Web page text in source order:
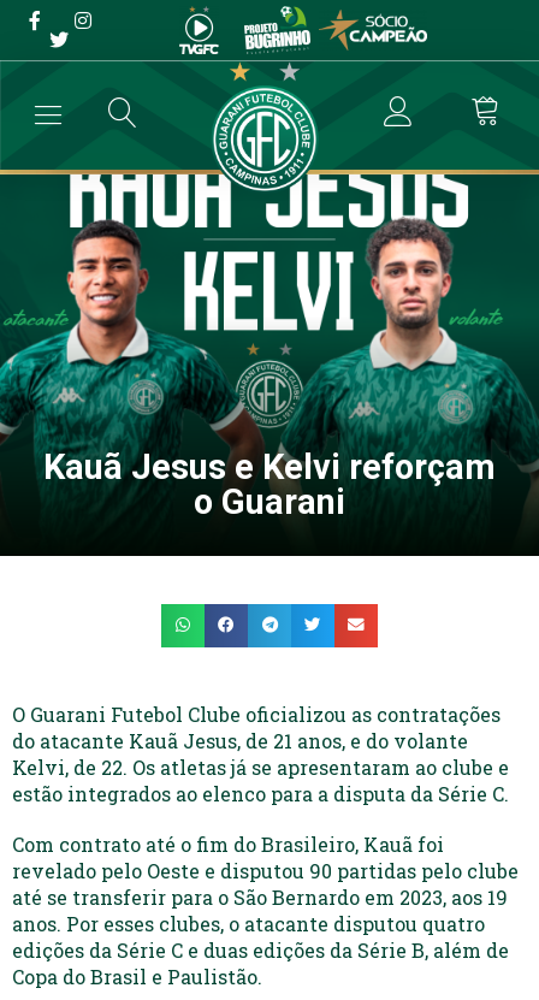
Kauã Jesus e Kelvi
reforçam o Guarani
→ Futebol Profissional → Kauã Jesus e Kelvi reforçam o Guarani
Kauã Jesus e Kelvi reforçam
o Guarani
O Guarani Futebol Clube oficializou as contratações
do atacante Kauã Jesus, de 21 anos, e do volante
Kelvi, de 22. Os atletas já se apresentaram ao clube e
estão integrados ao elenco para a disputa da Série C.
Com contrato até o fim do Brasileiro, Kauã foi
revelado pelo Oeste e disputou 90 partidas pelo clube
até se transferir para o São Bernardo em 2023, aos 19
anos. Por esses clubes, o atacante disputou quatro
edições da Série C e duas edições da Série B, além de
Copa do Brasil e Paulistão.